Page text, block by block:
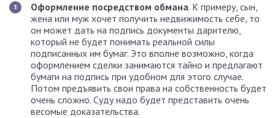
Оформление посредством обмана. К примеру, сын,
жена или муж хочет получить недвижимость себе, то
он может дать на подпись документы дарителю,
который не будет понимать реальной силы
подписанных им бумаг. Это вполне возможно, когда
оформлением сделки занимаются тайно и предлагают
бумаги на подпись при удобном для этого случае.
Потом предъявить свои права на собственность будет
очень сложно. Суду надо будет представить очень
весомые доказательства.